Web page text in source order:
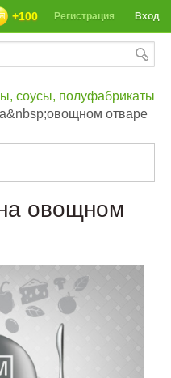
Вход
Регистрация
+100
соусы, полуфабрикаты
отваре
овощном